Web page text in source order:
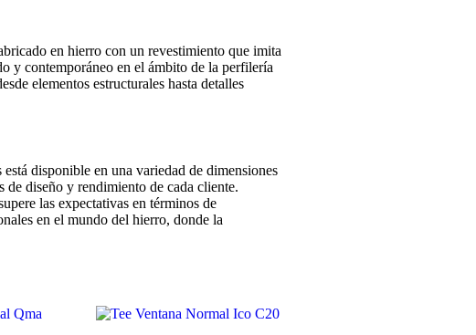
en hierro con un revestimiento que imita
y contemporáneo en el ámbito de la perfilería
elementos estructurales hasta detalles
disponible en una variedad de dimensiones
de diseño y rendimiento de cada cliente.
las expectativas en términos de
en el mundo del hierro, donde la